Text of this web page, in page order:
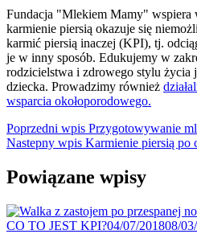
Fundacja "Mlekiem Mamy" wspiera
karmienie piersią okazuje się
karmić piersią inaczej (KPI), tj.
je w inny sposób. Edukujemy w
rodzicielstwa i zdrowego stylu życia
dziecka. Prowadzimy również
wsparcia okołoporodowego.
Nawigacja
wpisu
Poprzedni wpis Poprzedni
wpis:
Przygotowywanie
Nastepny wpis Nastepny
Karmienie piersią po
Powiązane wpisy
Kategoria
CO TO JEST KPI?Posted
04/07/201808/